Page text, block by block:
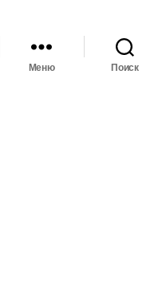
Меню Поиск